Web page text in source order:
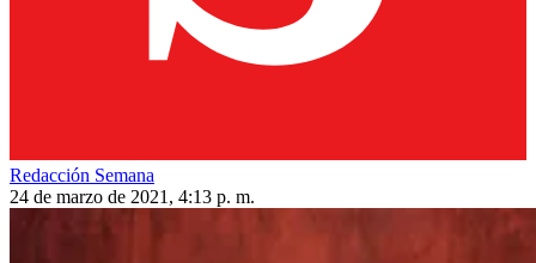
Redacción Semana
24 de marzo de 2021, 4:13 p. m.